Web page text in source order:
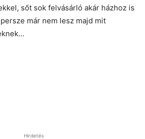
sőt sok felvásárló akár házhoz is
már nem lesz majd mit
Hirdetés